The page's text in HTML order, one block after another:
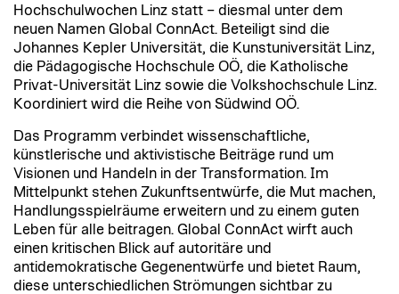
Hochschulwochen Linz statt – diesmal unter dem
neuen Namen Global ConnAct. Beteiligt sind die
Johannes Kepler Universität, die Kunstuniversität Linz,
die Pädagogische Hochschule OÖ, die Katholische
Privat-Universität Linz sowie die Volkshochschule Linz.
Koordiniert wird die Reihe von Südwind OÖ.
Das Programm verbindet wissenschaftliche,
künstlerische und aktivistische Beiträge rund um
Visionen und Handeln in der Transformation. Im
Mittelpunkt stehen Zukunftsentwürfe, die Mut machen,
Handlungsspielräume erweitern und zu einem guten
Leben für alle beitragen. Global ConnAct wirft auch
einen kritischen Blick auf autoritäre und
antidemokratische Gegenentwürfe und bietet Raum,
diese unterschiedlichen Strömungen sichtbar zu